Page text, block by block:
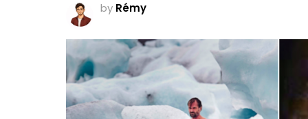
by Rémy